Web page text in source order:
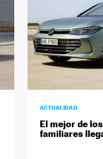
ACTUALIDAD
El mejor de
familiares